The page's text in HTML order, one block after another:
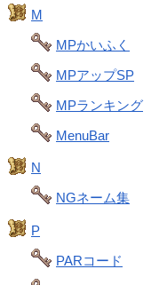
M
MPかいふく
MPアップSP
MPランキング
MenuBar
N
NGネーム集
P
PARコード